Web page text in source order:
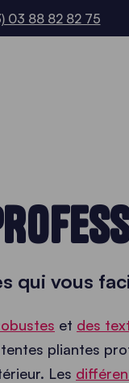
03 88 82 82 75
qui vous
et des
pliantes
Les